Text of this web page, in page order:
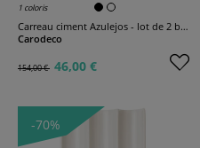
1 coloris
Carreau ciment Azulejos - lot de 2 boîtes
Carodeco
154,00 € 46,00 €
-70%